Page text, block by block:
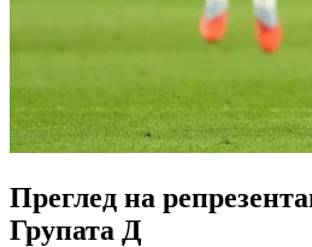
Преглед на
Групата Д